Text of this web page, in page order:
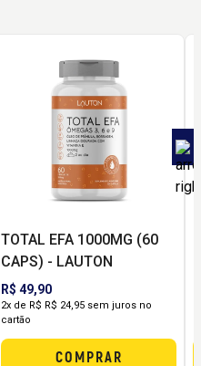
TOTAL EFA 1000MG (60
CAPS) - LAUTON
R$ 49,90
2x de R$ R$ 24,95 sem juros no
cartão
COMPRAR